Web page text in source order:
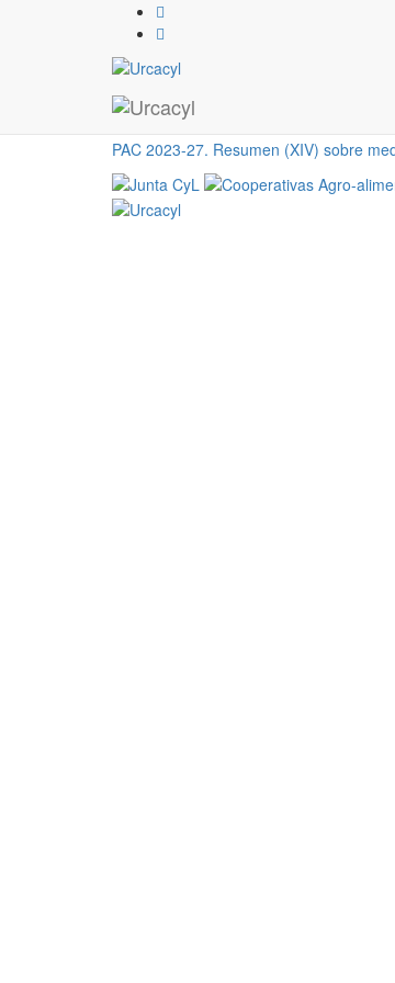
PAC 2023-27.
otras cuestiones).
12 / 05 / 2023
PAC 2023-27. Resumen (XIV) sobre